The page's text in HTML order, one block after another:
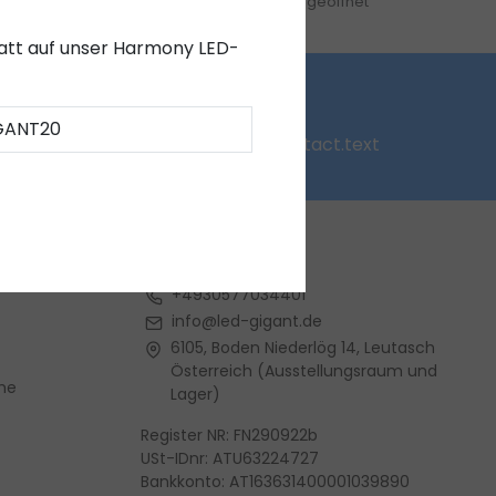
homepage.contact.text
+4930577034401
info@led-gigant.de
6105, Boden Niederlög 14, Leutasch
Österreich (Ausstellungsraum und
Lager)
Register NR: FN290922b
USt-IDnr: ATU63224727
Bankkonto: AT163631400001039890
auf unser Harmony LED-